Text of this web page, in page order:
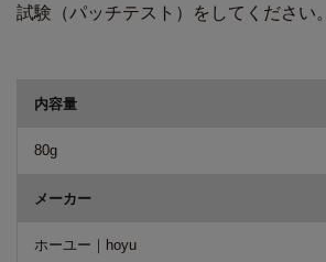
試験（パッチテスト）をしてください。
内容量
80g
メーカー
ホーユー｜hoyu